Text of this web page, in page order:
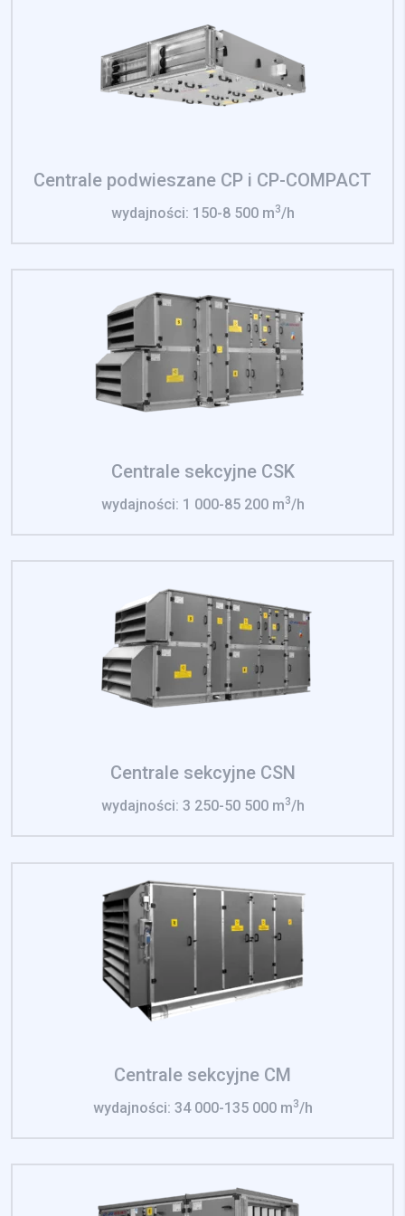
Centrale podwieszane CP i CP-COMPACT
wydajności: 150-8 500 m3/h
Centrale sekcyjne CSK
wydajności: 1 000-85 200 m3/h
Centrale sekcyjne CSN
wydajności: 3 250-50 500 m3/h
Centrale sekcyjne CM
wydajności: 34 000-135 000 m3/h
Nieklasyfikowane pliki cookie, to pliki, które są w procesie
klasyfikowania, wraz z dostawcami poszczególnych